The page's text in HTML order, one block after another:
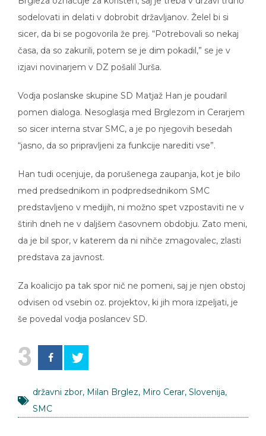
sodelovati in delati v dobrobit državljanov. Želel bi si
sicer, da bi se pogovorila že prej. “Potrebovali so nekaj
časa, da so zakurili, potem se je dim pokadil,” se je v
izjavi novinarjem v DZ pošalil Jurša.
Vodja poslanske skupine SD Matjaž Han je poudaril
pomen dialoga. Nesoglasja med Brglezom in Cerarjem
so sicer interna stvar SMC, a je po njegovih besedah
“jasno, da so pripravljeni za funkcije narediti vse”.
Han tudi ocenjuje, da porušenega zaupanja, kot je bilo
med predsednikom in podpredsednikom SMC
predstavljeno v medijih, ni možno spet vzpostaviti ne v
štirih dneh ne v daljšem časovnem obdobju. Zato meni,
da je bil spor, v katerem da ni nihče zmagovalec, zlasti
predstava za javnost.
Za koalicijo pa tak spor nič ne pomeni, saj je njen obstoj
odvisen od vsebin oz. projektov, ki jih mora izpeljati, je
še povedal vodja poslancev SD.
3
državni zbor, Milan Brglez, Miro Cerar, Slovenija,
SMC